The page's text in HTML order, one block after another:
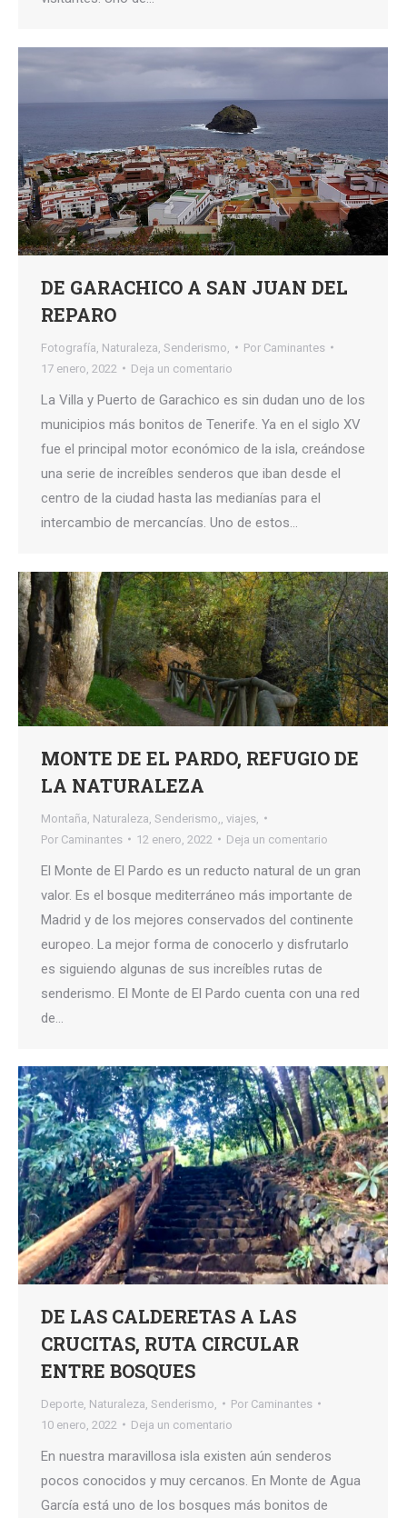
DE GARACHICO A SAN JUAN DEL
REPARO
Fotografía Naturaleza Senderismo, Por Caminantes
17 enero, 2022
Deja un comentario
La Villa y Puerto de Garachico es sin dudan uno de los
municipios más bonitos de Tenerife. Ya en el siglo XV
fue el principal motor económico de la isla, creándose
una serie de increíbles senderos que iban desde el
centro de la ciudad hasta las medianías para el
intercambio de mercancías. Uno de estos…
MONTE DE EL PARDO, REFUGIO DE
LA NATURALEZA
Montaña Naturaleza Senderismo,
viajes,
Por Caminantes 12 enero, 2022 Deja un comentario
El Monte de El Pardo es un reducto natural de un gran
valor. Es el bosque mediterráneo más importante de
Madrid y de los mejores conservados del continente
europeo. La mejor forma de conocerlo y disfrutarlo
es siguiendo algunas de sus increíbles rutas de
senderismo. El Monte de El Pardo cuenta con una red
de…
DE LAS CALDERETAS A LAS
CRUCITAS, RUTA CIRCULAR
ENTRE BOSQUES
Deporte Naturaleza Senderismo, Por Caminantes
10 enero, 2022
Deja un comentario
En nuestra maravillosa isla existen aún senderos
pocos conocidos y muy cercanos. En Monte de Agua
García está uno de los bosques más bonitos de